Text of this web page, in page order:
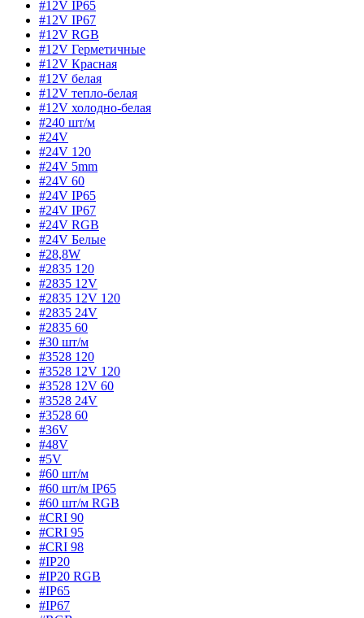
#12V IP65
#12V IP67
#12V RGB
#12V Герметичные
#12V Красная
#12V белая
#12V тепло-белая
#12V холодно-белая
#240 шт/м
#24V
#24V 120
#24V 5mm
#24V 60
#24V IP65
#24V IP67
#24V RGB
#24V Белые
#28,8W
#2835 120
#2835 12V
#2835 12V 120
#2835 24V
#2835 60
#30 шт/м
#3528 120
#3528 12V 120
#3528 12V 60
#3528 24V
#3528 60
#36V
#48V
#5V
#60 шт/м
#60 шт/м IP65
#60 шт/м RGB
#CRI 90
#CRI 95
#CRI 98
#IP20
#IP20 RGB
#IP65
#IP67